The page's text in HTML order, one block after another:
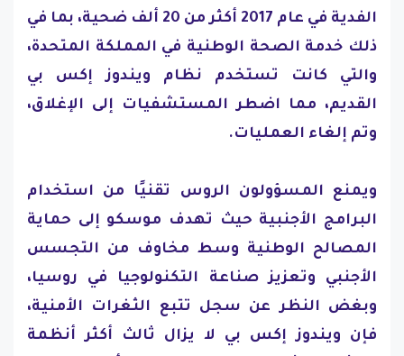
الفدية في عام 2017 أكثر من 20 ألف ضحية، بما في
ذلك خدمة الصحة الوطنية في المملكة المتحدة،
والتي كانت تستخدم نظام ويندوز إكس بي
القديم، مما اضطر المستشفيات إلى الإغلاق،
وتم إلغاء العمليات.
ويمنع المسؤولون الروس تقنيًا من استخدام
البرامج الأجنبية حيث تهدف موسكو إلى حماية
المصالح الوطنية وسط مخاوف من التجسس
الأجنبي وتعزيز صناعة التكنولوجيا في روسيا،
وبغض النظر عن سجل تتبع الثغرات الأمنية،
فإن ويندوز إكس بي لا يزال ثالث أكثر أنظمة